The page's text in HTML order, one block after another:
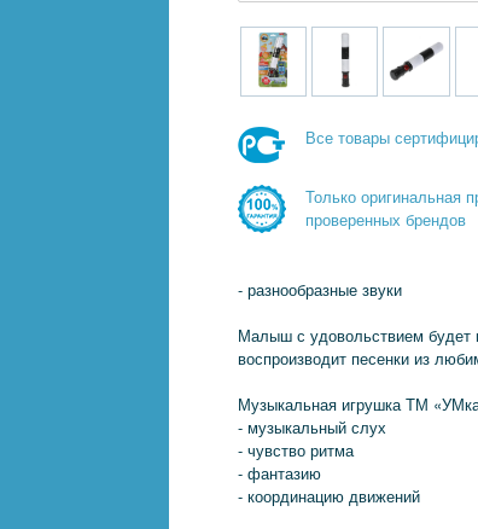
Все товары
Только оригинальная
проверенных брендов
- разнообразные звуки
Малыш с удовольствием будет
воспроизводит песенки из
Музыкальная игрушка ТМ
- музыкальный слух
- чувство ритма
- фантазию
- координацию движений